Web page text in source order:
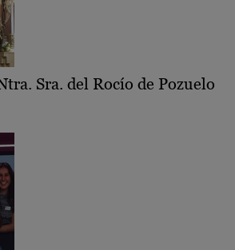
Sra. del Rocío de Pozuelo